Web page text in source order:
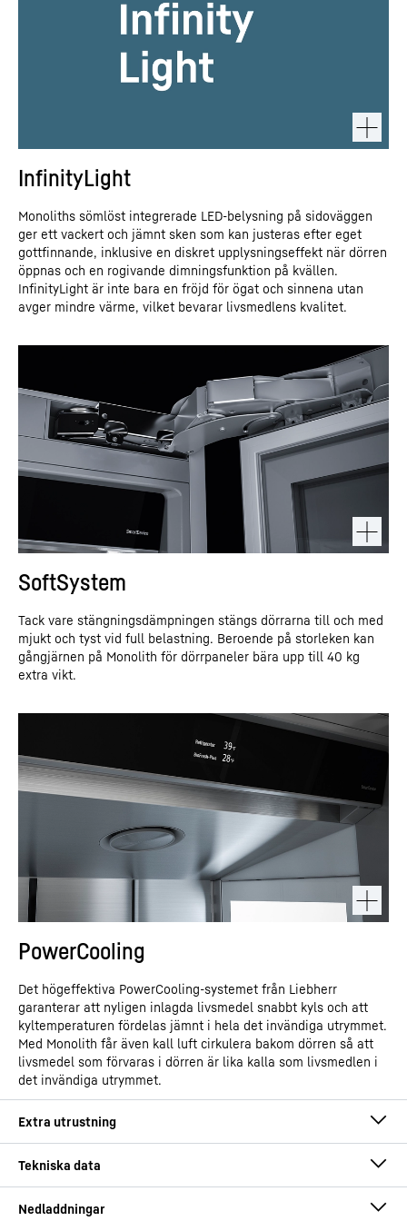
InfinityLight
Monoliths sömlöst integrerade LED-belysning på sidoväggen
ger ett vackert och jämnt sken som kan justeras efter eget
gottfinnande, inklusive en diskret upplysningseffekt när dörren
öppnas och en rogivande dimningsfunktion på kvällen.
InfinityLight är inte bara en fröjd för ögat och sinnena utan
avger mindre värme, vilket bevarar livsmedlens kvalitet.
SoftSystem
Tack vare stängningsdämpningen stängs dörrarna till och med
mjukt och tyst vid full belastning. Beroende på storleken kan
gångjärnen på Monolith för dörrpaneler bära upp till 40 kg
extra vikt.
PowerCooling
Det högeffektiva PowerCooling-systemet från Liebherr
garanterar att nyligen inlagda livsmedel snabbt kyls och att
kyltemperaturen fördelas jämnt i hela det invändiga utrymmet.
Med Monolith får även kall luft cirkulera bakom dörren så att
livsmedel som förvaras i dörren är lika kalla som livsmedlen i
det invändiga utrymmet.